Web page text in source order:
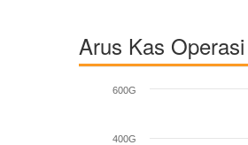
Arus Kas
400G
600G